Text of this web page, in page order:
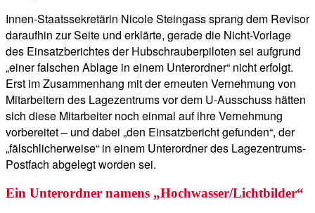
Innen-Staatssekretärin Nicole Steingass sprang dem Revisor
daraufhin zur Seite und erklärte, gerade die Nicht-Vorlage
des Einsatzberichtes der Hubschrauberpiloten sei aufgrund
„einer falschen Ablage in einem Unterordner“ nicht erfolgt.
Erst im Zusammenhang mit der erneuten Vernehmung von
Mitarbeitern des Lagezentrums vor dem U-Ausschuss hätten
sich diese Mitarbeiter noch einmal auf ihre Vernehmung
vorbereitet – und dabei „den Einsatzbericht gefunden“, der
„fälschlicherweise“ in einem Unterordner des Lagezentrums-
Postfach abgelegt worden sei.
Ein Unterordner namens „Hochwasser/Lichtbilder“